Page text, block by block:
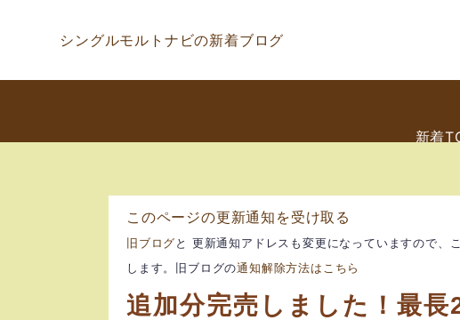
シングルモルトナビの新着ブログ
新着
このページの更新通知を受け取る
旧ブログと 更新通知アドレスも変更になっていますので、
します。旧ブログの通知解除方法はこちら
追加分完売しました！最